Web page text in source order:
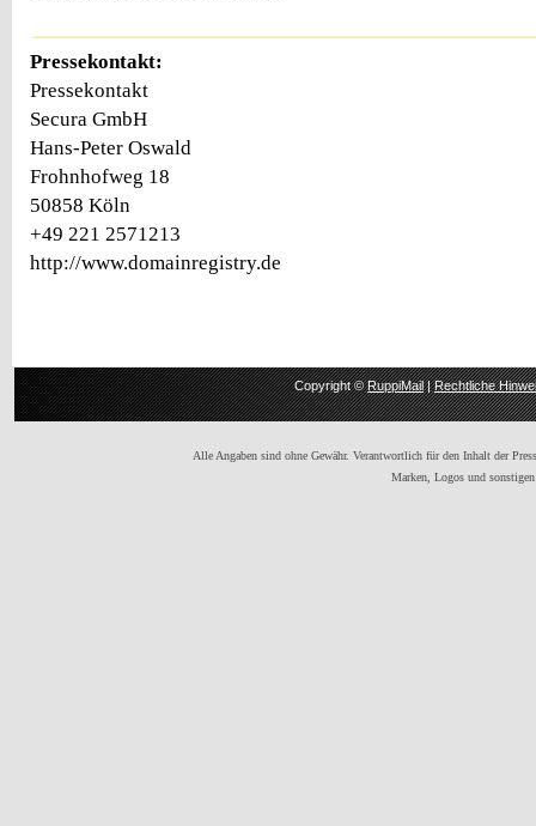
Pressekontakt:
Pressekontakt
Secura GmbH
Hans-Peter Oswald
Frohnhofweg 18
50858 Köln
+49 221 2571213
http://www.domainregistry.de
Copyright ©RuppiMail|Rechtliche
Alle Angaben sind ohne Gewähr. Verantwortlich für den Inhalt der
Marken, Logos und